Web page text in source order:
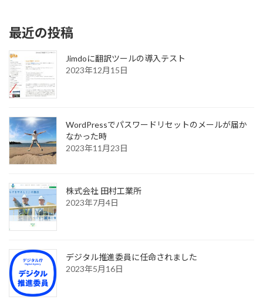
最近の投稿
Jimdoに翻訳ツールの導入テスト
2023年12月15日
WordPressでパスワードリセットのメールが届か
なかった時
2023年11月23日
株式会社 田村工業所
2023年7月4日
デジタル推進委員に任命されました
2023年5月16日